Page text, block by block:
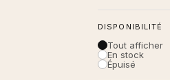
DISPONIBILITÉ
Tout afficher
En stock
Épuisé